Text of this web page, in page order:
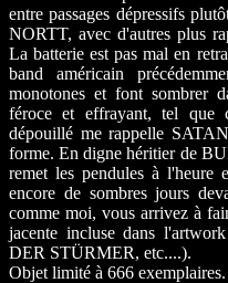
entre passages dépressifs
NORTT, avec d'autres plus
La batterie est pas mal en
band américain
monotones et font sombrer
féroce et effrayant, tel que
dépouillé me rappelle
forme. En digne héritier de
remet les pendules à
encore de sombres jours
comme moi, vous arrivez à
jacente incluse dans
DER STÜRMER, etc....).
Objet limité à 666 exemplaires.